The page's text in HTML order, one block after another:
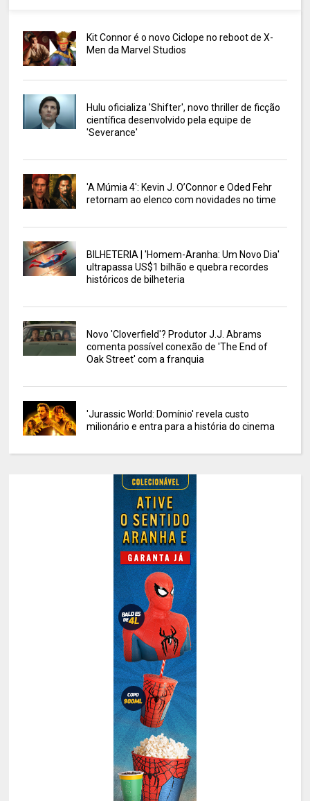
Kit Connor é o novo Ciclope no reboot de X-
Men da Marvel Studios
Hulu oficializa 'Shifter', novo thriller de ficção
científica desenvolvido pela equipe de
'Severance'
'A Múmia 4': Kevin J. O’Connor e Oded Fehr
retornam ao elenco com novidades no time
BILHETERIA | 'Homem-Aranha: Um Novo Dia'
ultrapassa US$1 bilhão e quebra recordes
históricos de bilheteria
Novo 'Cloverfield'? Produtor J.J. Abrams
comenta possível conexão de 'The End of
Oak Street' com a franquia
'Jurassic World: Domínio' revela custo
milionário e entra para a história do cinema